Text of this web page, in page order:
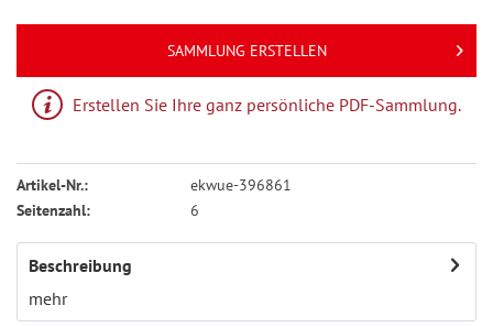
SAMMLUNG ERSTELLEN
Erstellen Sie Ihre ganz persönliche PDF-Sammlung.
Artikel-Nr.:
ekwue-396861
Seitenzahl:
6
Beschreibung
mehr